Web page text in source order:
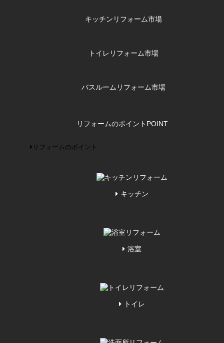
キッチンリフォーム市場
トイレリフォーム市場
バスルームリフォーム市場
リフォームのポイント POINT
リフォームのポイント
キッチン
浴室
トイレ